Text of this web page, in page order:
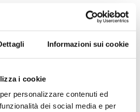
Informazioni sui cookie
i cookie
personalizzare contenuti ed
dei social media e per
e budget
quanto
mercato?
della strategia
sul budget da destinare alla